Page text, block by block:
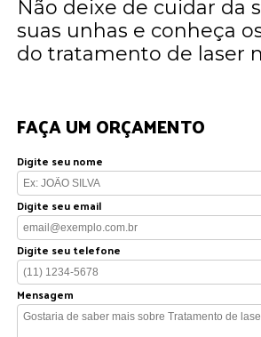
Não deixe de cuidar da
suas unhas e conheça
do tratamento de laser
FAÇA UM ORÇAMENTO
Digite seu nome
Digite seu email
Digite seu telefone
Mensagem